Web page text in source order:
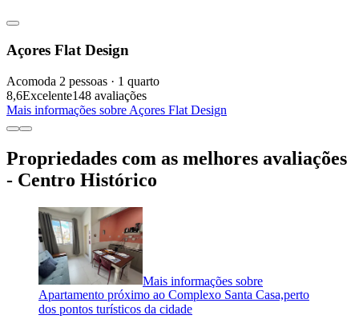
Açores Flat Design
Acomoda 2 pessoas · 1 quarto
8,6Excelente148 avaliações
Mais informações sobre Açores Flat Design
Propriedades com as melhores avaliações
- Centro Histórico
Mais informações sobre
Apartamento próximo ao Complexo Santa Casa,perto
dos pontos turísticos da cidade